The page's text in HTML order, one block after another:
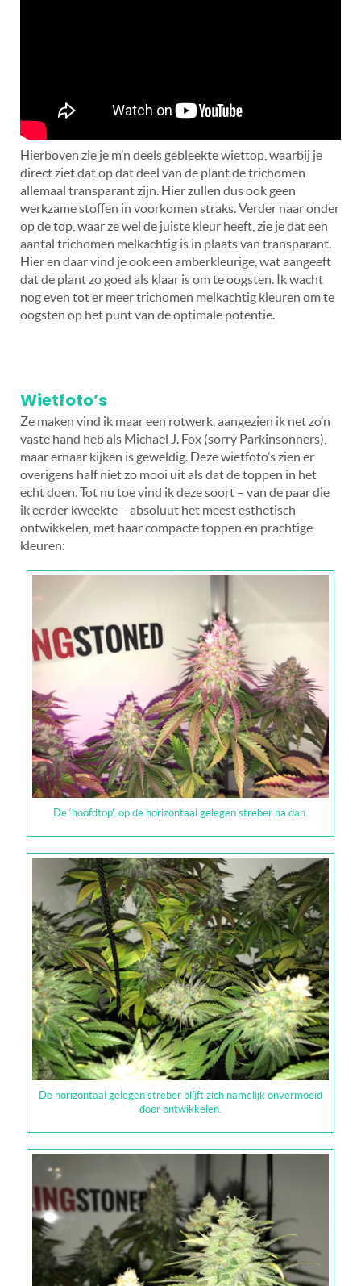
Hierboven zie je m’n deels gebleekte wiettop, waarbij je
direct ziet dat op dat deel van de plant de trichomen
allemaal transparant zijn. Hier zullen dus ook geen
werkzame stoffen in voorkomen straks. Verder naar onder
op de top, waar ze wel de juiste kleur heeft, zie je dat een
aantal trichomen melkachtig is in plaats van transparant.
Hier en daar vind je ook een amberkleurige, wat aangeeft
dat de plant zo goed als klaar is om te oogsten. Ik wacht
nog even tot er meer trichomen melkachtig kleuren om te
oogsten op het punt van de optimale potentie.
Wietfoto’s
Ze maken vind ik maar een rotwerk, aangezien ik net zo’n
vaste hand heb als Michael J. Fox (sorry Parkinsonners),
maar ernaar kijken is geweldig. Deze wietfoto’s zien er
overigens half niet zo mooi uit als dat de toppen in het
echt doen. Tot nu toe vind ik deze soort – van de paar die
ik eerder kweekte – absoluut het meest esthetisch
ontwikkelen, met haar compacte toppen en prachtige
kleuren:
De ‘hoofdtop’, op de horizontaal gelegen streber na dan.
De horizontaal gelegen streber blíjft zich namelijk onvermoeid
door ontwikkelen.